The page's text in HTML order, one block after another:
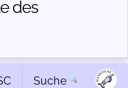
des
Suche